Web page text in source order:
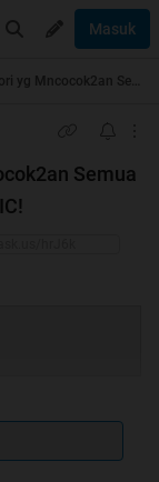
Masuk
[Ngakak] COCOKLOGI. Teori yg Mncocok2an Semua Hal dgn Konspirasi Wahyudi dkk. +PIC!
Semua